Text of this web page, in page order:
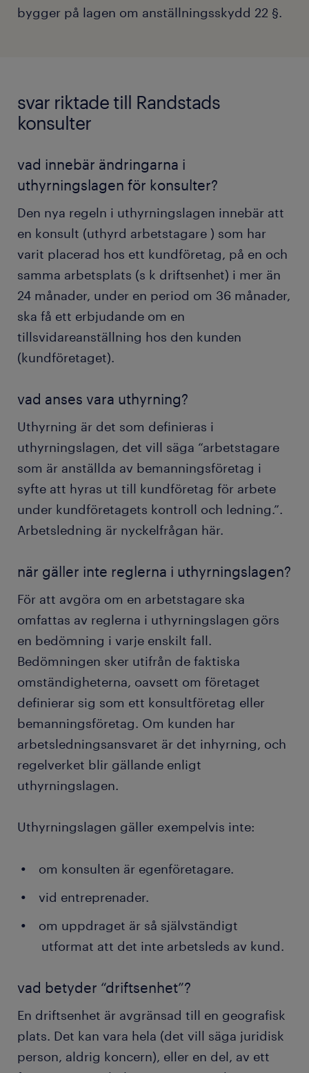
bygger på lagen om anställningsskydd 22 §.
svar riktade till Randstads
konsulter
vad innebär ändringarna i
uthyrningslagen för konsulter?
Den nya regeln i uthyrningslagen innebär att
en konsult (uthyrd arbetstagare ) som har
varit placerad hos ett kundföretag, på en och
samma arbetsplats (s k driftsenhet) i mer än
24 månader, under en period om 36 månader,
ska få ett erbjudande om en
tillsvidareanställning hos den kunden
(kundföretaget).
vad anses vara uthyrning?
Uthyrning är det som definieras i
uthyrningslagen, det vill säga “arbetstagare
som är anställda av bemanningsföretag i
syfte att hyras ut till kundföretag för arbete
under kundföretagets kontroll och ledning.”.
Arbetsledning är nyckelfrågan här.
när gäller inte reglerna i uthyrningslagen?
För att avgöra om en arbetstagare ska
omfattas av reglerna i uthyrningslagen görs
en bedömning i varje enskilt fall.
Bedömningen sker utifrån de faktiska
omständigheterna, oavsett om företaget
definierar sig som ett konsultföretag eller
bemanningsföretag. Om kunden har
arbetsledningsansvaret är det inhyrning, och
regelverket blir gällande enligt
uthyrningslagen.
Uthyrningslagen gäller exempelvis inte:
om konsulten är egenföretagare.
vid entreprenader.
om uppdraget är så självständigt
utformat att det inte arbetsleds av kund.
vad betyder “driftsenhet”?
En driftsenhet är avgränsad till en geografisk
plats. Det kan vara hela (det vill säga juridisk
person, aldrig koncern), eller en del, av ett